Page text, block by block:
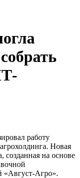
работу
Новая
созданная на основе
«Август-Агро».